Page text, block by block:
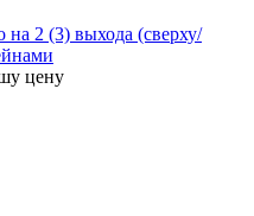
2 (3) выхода (сверху/
цену